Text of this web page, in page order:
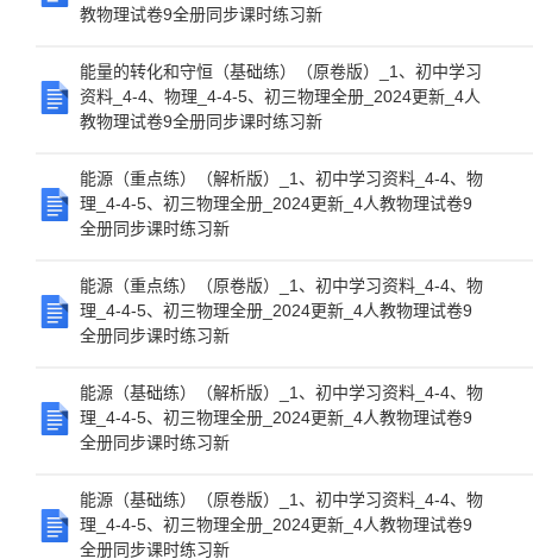
教物理试卷9全册同步课时练习新
能量的转化和守恒（基础练）（原卷版）_1、初中学习
资料_4-4、物理_4-4-5、初三物理全册_2024更新_4人
教物理试卷9全册同步课时练习新
能源（重点练）（解析版）_1、初中学习资料_4-4、物
理_4-4-5、初三物理全册_2024更新_4人教物理试卷9
全册同步课时练习新
能源（重点练）（原卷版）_1、初中学习资料_4-4、物
理_4-4-5、初三物理全册_2024更新_4人教物理试卷9
全册同步课时练习新
能源（基础练）（解析版）_1、初中学习资料_4-4、物
理_4-4-5、初三物理全册_2024更新_4人教物理试卷9
全册同步课时练习新
能源（基础练）（原卷版）_1、初中学习资料_4-4、物
理_4-4-5、初三物理全册_2024更新_4人教物理试卷9
全册同步课时练习新